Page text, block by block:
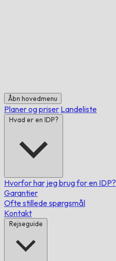
Åbn hovedmenu
Planer og priser Landeliste
Hvad er en IDP?
Hvorfor har jeg brug for en IDP?
Garantier
Ofte stillede spørgsmål
Kontakt
Rejseguide